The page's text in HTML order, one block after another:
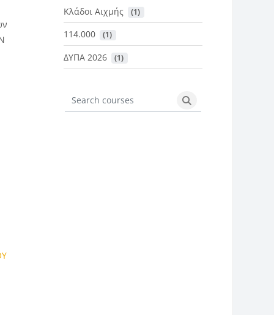
Κλάδοι Αιχμής (1)
114.000 (1)
ΔΥΠΑ 2026 (1)
Search courses
Search courses